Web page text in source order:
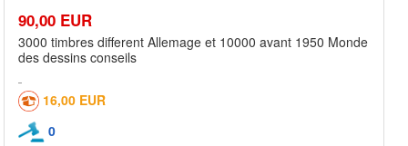
90,00 EUR
3000 timbres different Allemage et 10000 avant 1950 Monde
des dessins conseils
16,00 EUR
0